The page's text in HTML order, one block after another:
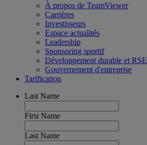
À propos de TeamViewer
Carrières
Investisseurs
Espace actualités
Leadership
Sponsoring sportif
Développement durable et RSE
Gouvernement d'entreprise
Tarification
Last Name
First Name
Last Name